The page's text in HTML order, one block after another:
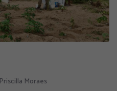
Priscilla Moraes